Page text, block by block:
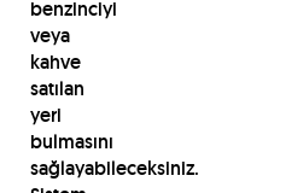
benzinciyi
veya
kahve
satılan
yeri
bulmasını
sağlayabileceksiniz.